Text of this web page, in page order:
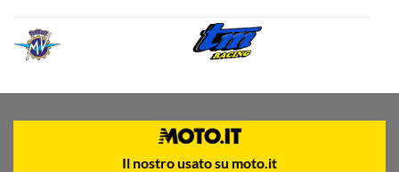
Il nostro usato su moto.it